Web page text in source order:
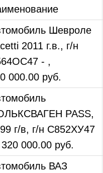
Шевроле
2011 г.в., г/н
- ,
000.00 руб.
PASS,
г/в, г/н С852ХУ47
000.00 руб.
ВАЗ